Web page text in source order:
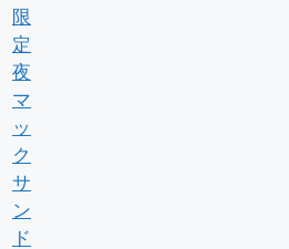
限
定
夜
マ
ッ
ク
サ
ン
ド